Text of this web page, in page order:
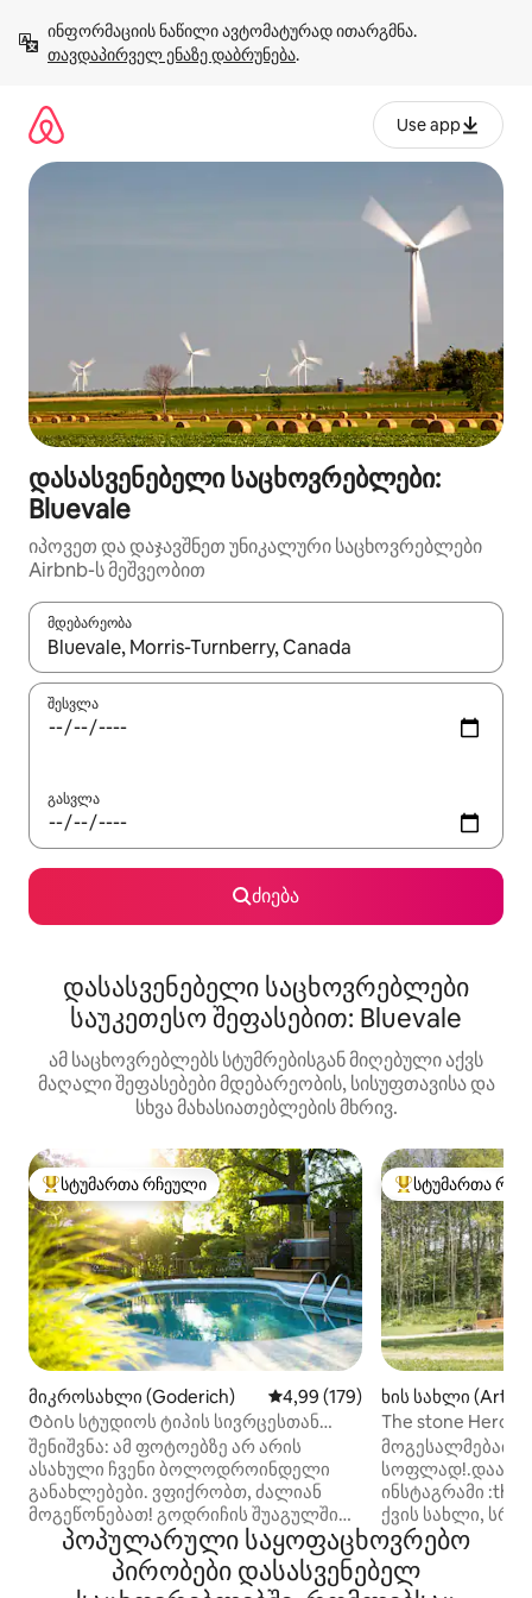
გადასვლა
თავდაპირველ ენაზე დაბრუნება.
Use app
დასასვენებელი საცხოვრებლები:
Bluevale
იპოვეთ და დაჯავშნეთ უნიკალური საცხოვრებლები
Airbnb-ს მეშვეობით
მდებარეობა
როცა შედეგები ხელმისაწვდომი გახდება, ნავიგაციისთვის
შესვლა
გასვლა
ძიება
დასასვენებელი საცხოვრებლები
საუკეთესო შეფასებით: Bluevale
ამ საცხოვრებლებს სტუმრებისგან მიღებული აქვს
მაღალი შეფასებები მდებარეობის, სისუფთავისა და
სხვა მახასიათებლების მხრივ.
სტუმართა რჩეული მოწინავე ვარიანტი
სტუმართა რჩეული
მიკროსახლი (Goderich) საშუალო შეფასებაა 5‑დან
4,99 (179)
Ტბის სტუდიოს ტიპის სივრცესთან
ერთად/ ბაღები და ჰიდრომასაჟიანი
აუზი/აუზი
შენიშვნა: ამ ფოტოებზე არ არის
ასახული ჩვენი ბოლოდროინდელი
განახლებები. ვფიქრობთ, ძალიან
მოგეწონებათ! გოდრიჩის შუაგულში
მდებარე ამ დამამახსოვრებელ
საცხოვრებელში გატარებული დრო
თქვენთვის ძვირფასი იქნება.
სტუმართა
სტუმართა
ხის სახლი
The stone Heron
მოგესალმებათ
ინსტაგრამი
ქვის სახლი,
დიდი მთავარი
„Queen‑size“
პოპულარული საყოფაცხოვრებო
პირობები დასასვენებელ